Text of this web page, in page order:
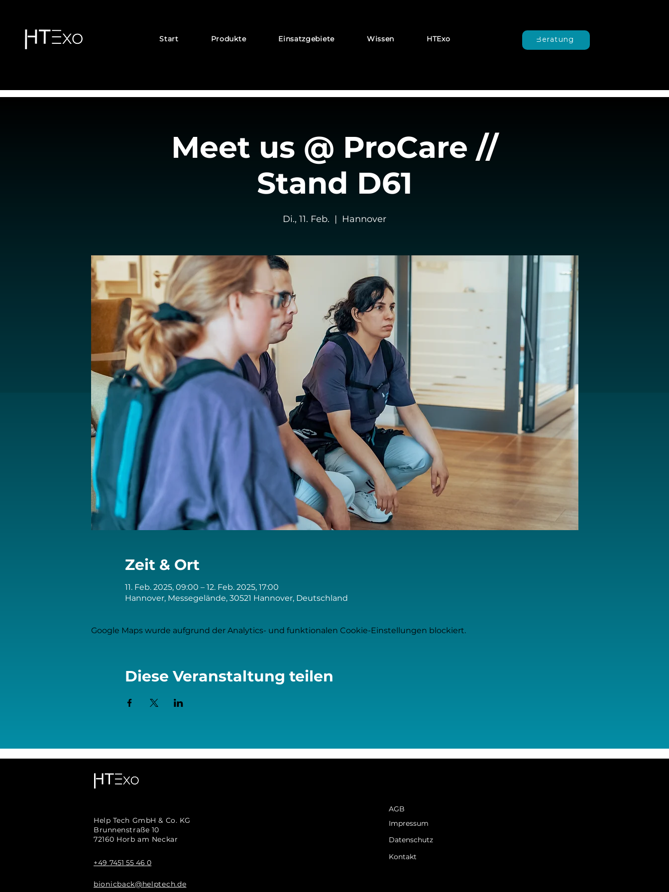
Start Produkte Einsatzgebiete Wissen HTExo Beratung
Meet us @ ProCare //
Stand D61
Di., 11. Feb.
  |
Hannover
Zeit & Ort
11. Feb. 2025, 09:00 – 12. Feb. 2025, 17:00
Hannover, Messegelände, 30521 Hannover, Deutschland
Google Maps wurde aufgrund der Analytics- und funktionalen Cookie-Einstellungen blockiert.
Diese Veranstaltung teilen
Help Tech GmbH & Co. KG
Brunnenstraße 10
72160 Horb am Neckar
+497451 55 46 0
bionicback@helptech.de
AGB
Impressum
Datenschutz
Kontakt